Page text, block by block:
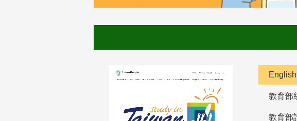
English
教育部
教育部